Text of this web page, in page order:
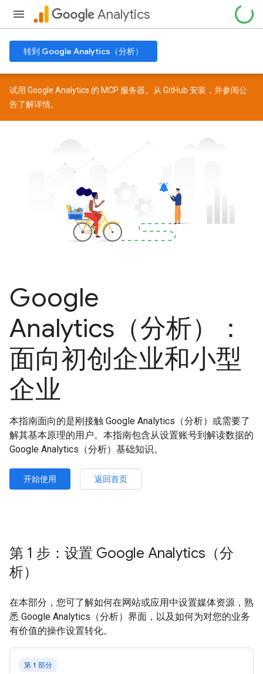
Analytics
转到 Google Analytics（分析）
试用 Google Analytics 的 MCP 服务器。从 GitHub 安装，并参阅公
告了解详情。
Google
Analytics（分析）：
面向初创企业和小型
企业
本指南面向的是刚接触 Google Analytics（分析）或需要了
解其基本原理的用户。本指南包含从设置账号到解读数据的
Google Analytics（分析）基础知识。
开始使用 返回首页
第 1 步：设置 Google Analytics（分
析）
在本部分，您可了解如何在网站或应用中设置媒体资源，熟
悉 Google Analytics（分析）界面，以及如何为对您的业务
有价值的操作设置转化。
第 1 部分